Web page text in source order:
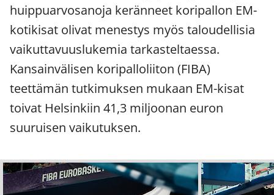
huippuarvosanoja keränneet koripallon EM-
kotikisat olivat menestys myös taloudellisia
vaikuttavuuslukemia tarkasteltaessa.
Kansainvälisen koripalloliiton (FIBA)
teettämän tutkimuksen mukaan EM-kisat
toivat Helsinkiin 41,3 miljoonan euron
suuruisen vaikutuksen.